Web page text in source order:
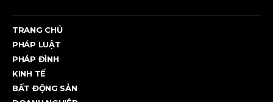
TRANG CHỦ
PHÁP LUẬT
PHÁP ĐÌNH
KINH TẾ
BẤT ĐỘNG SẢN